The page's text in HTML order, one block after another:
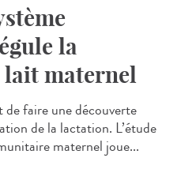
la
maternel
de faire une découverte
de la lactation. L’étude
maternel joue...